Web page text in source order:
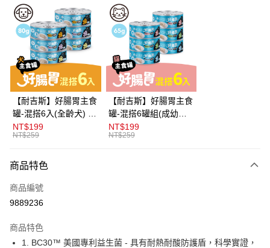
信用卡分期付款
3 期 0 利率 每期 NT$264
合作金庫商業銀行
第一商業銀行
華南商業銀行
彰化商業銀行
上海商業儲蓄銀行
國泰世華商業銀行
兆豐國際商業銀行
臺灣中小企業銀行
台中商業銀行
匯豐（台灣）商業銀行
華泰商業銀行
聯邦商業銀行
遠東國際商業銀行
元大商業銀行
台灣樂天信用卡公司
超商取貨付款
LINE Pay
Apple Pay
街口支付
悠遊付
Google Pay
全盈+PAY
大哥付你分期
【大哥付你分期使用說明】
1.本服務由台灣大哥大提供，台灣大哥大用戶可立即使用無須另外申請。
AFTEE先享後付
【耐吉斯】好腸胃主食
罐-混搭6入(全齡犬) 80
克(不挑款)(狗主食罐)
NT$199
NT$259
【耐吉斯】好腸胃主食
罐-混搭6罐組(成幼貓)
65克(不挑款)(貓主食
罐)
NT$199
NT$259
商品特色
商品編號
9889236
商品特色
1. BC30™ 美國專利益生菌 - 具有耐熱耐酸防護盾，科學實證，